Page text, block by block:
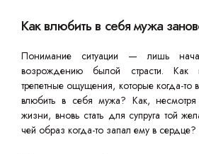
Как влюбить в себя мужа
Понимание ситуации — лишь
возрождению былой страсти. Как
трепетные ощущения, которые когда-то
влюбить в себя мужа? Как,
жизни, вновь стать для супруга той
чей образ когда-то запал ему в сердце?